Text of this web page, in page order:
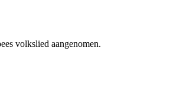
volkslied aangenomen.